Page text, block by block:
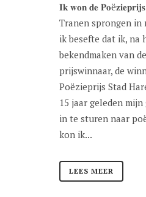
𝐈𝐤 𝐰𝐨𝐧 𝐝𝐞
Tranen sprongen in
ik besefte dat ik, na
bekendmaken van
prijswinnaar, de
Poëzieprijs Stad
15 jaar geleden
in te sturen naar
kon ik...
LEES MEER